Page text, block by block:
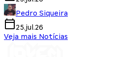
Pedro Siqueira
25.jul.26
Veja mais Notícias